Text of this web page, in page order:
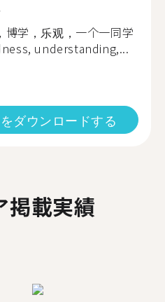
学，乐观，一个一同学
understanding,...
ダウンロードする
掲載実績